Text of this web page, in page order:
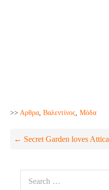
>> Aρθρα Βαλεντίνος Μόδα
Post
← Secret Garden loves Attica